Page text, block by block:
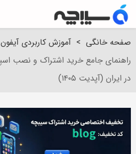
صفحه خانگی > آموزش کاربردی آیفون
در ایران (آپدیت ۱۴۰۵)